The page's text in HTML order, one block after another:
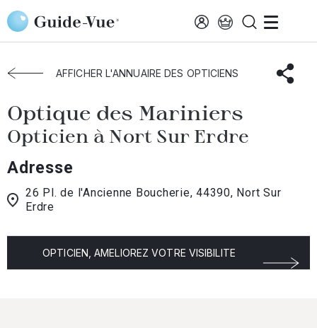
Aller au contenu principal
Accueil Choisir mon opticien
Nort-Sur-Erdre
Optique Des Mariniers
AFFICHER L'ANNUAIRE DES OPTICIENS
Optique des Mariniers
Opticien à Nort Sur Erdre
Adresse
26 Pl. de l'Ancienne Boucherie, 44390, Nort Sur
Erdre
OPTICIEN, AMELIOREZ VOTRE VISIBILITE